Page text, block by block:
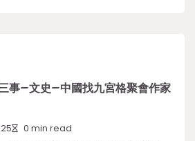
事–文史–中國找九宮格聚會作家
0 min read